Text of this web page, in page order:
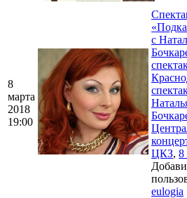
8
марта
2018
19:00
с
ЦКЗ, 8
eulogia